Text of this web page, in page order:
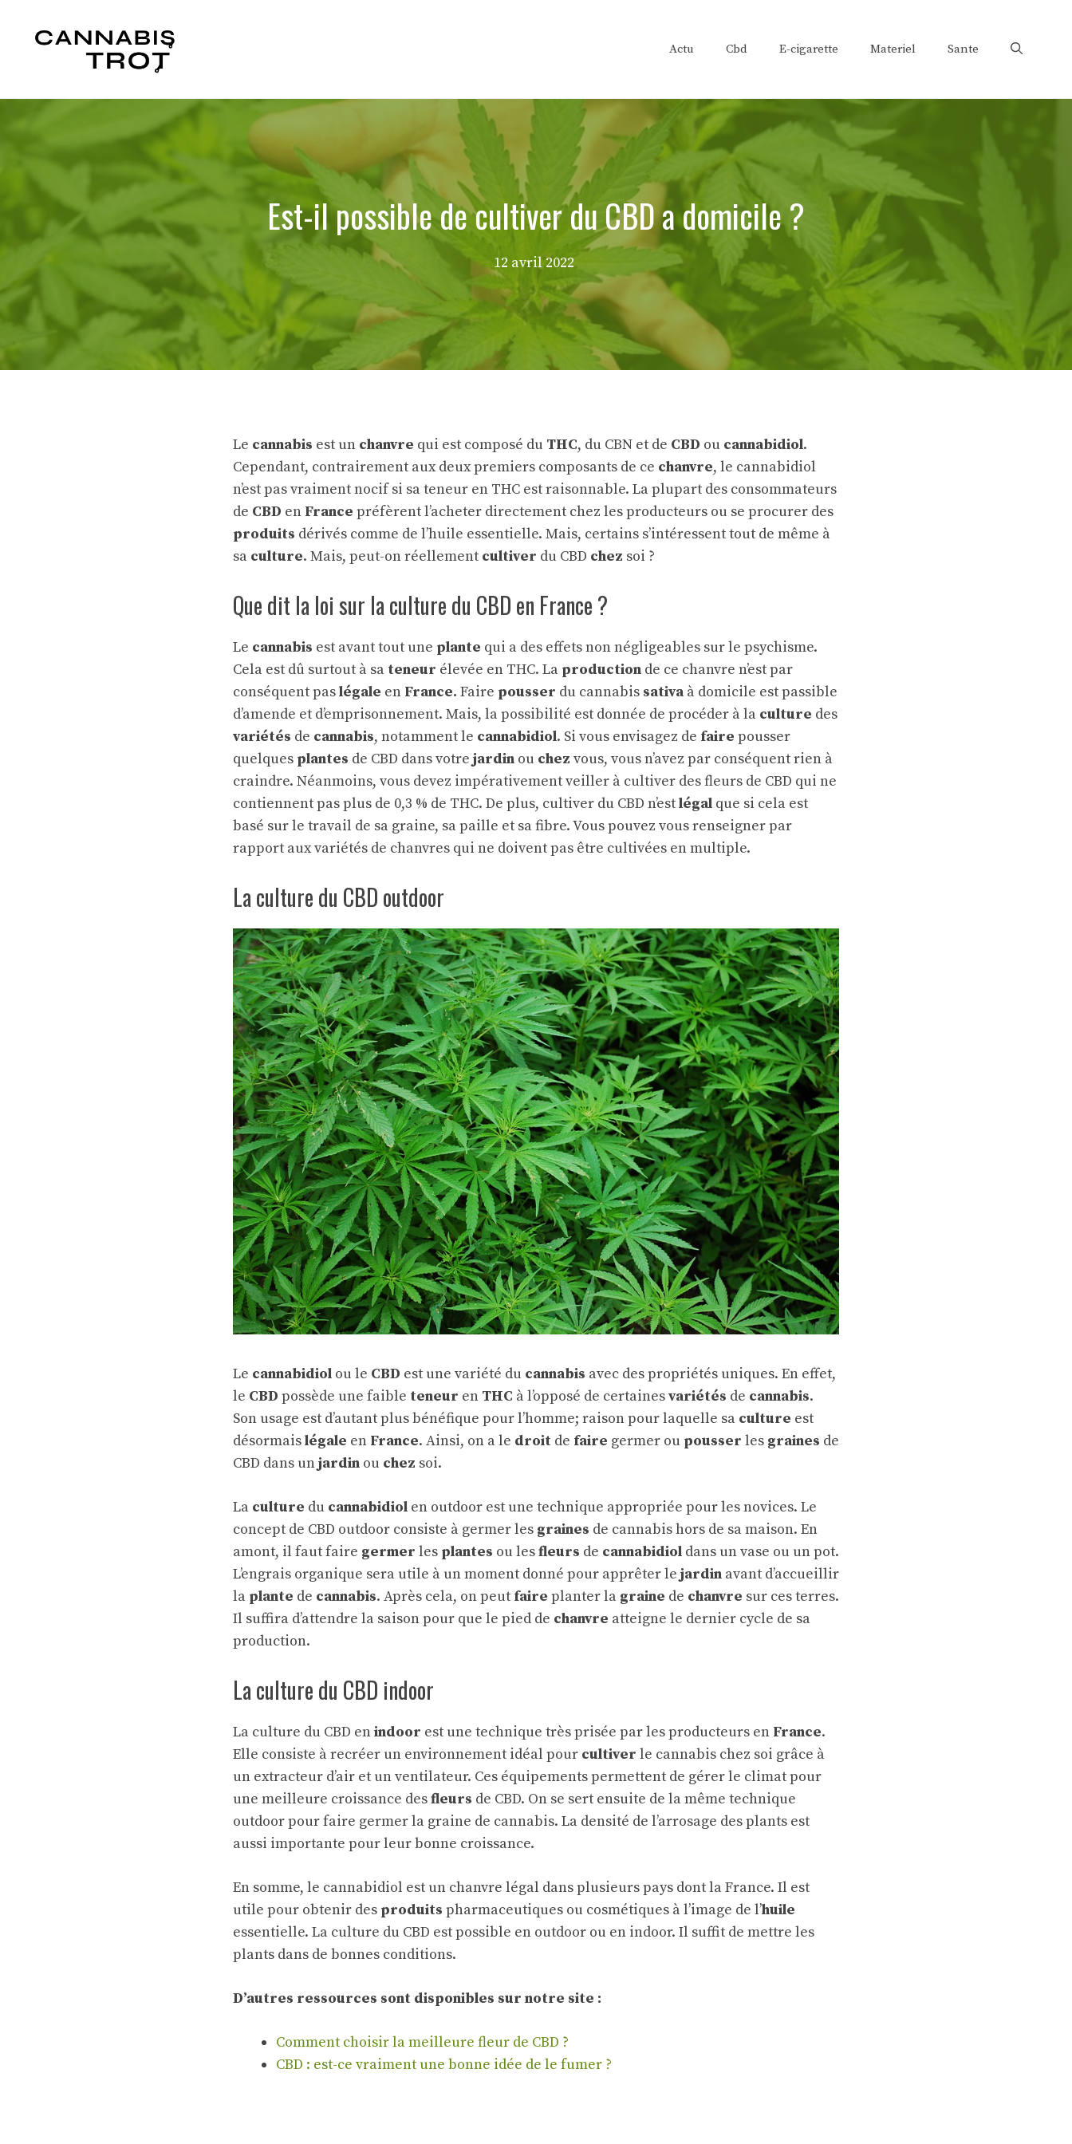
Actu Cbd E-cigarette Materiel Sante
Est-il possible de cultiver du CBD a domicile ?
12 avril 2022
Le cannabis est un chanvre qui est composé du THC, du CBN et de CBD ou cannabidiol.
Cependant, contrairement aux deux premiers composants de ce chanvre, le cannabidiol
n’est pas vraiment nocif si sa teneur en THC est raisonnable. La plupart des consommateurs
de CBD en France préfèrent l’acheter directement chez les producteurs ou se procurer des
produits dérivés comme de l’huile essentielle. Mais, certains s’intéressent tout de même à
sa culture. Mais, peut-on réellement cultiver du CBD chez soi ?
Que dit la loi sur la culture du CBD en France ?
Le cannabis est avant tout une plante qui a des effets non négligeables sur le psychisme.
Cela est dû surtout à sa teneur élevée en THC. La production de ce chanvre n’est par
conséquent paslégale en France. Faire pousser du cannabis sativa à domicile est passible
d’amende et d’emprisonnement. Mais, la possibilité est donnée de procéder à la culture des
variétés de cannabis, notamment le cannabidiol. Si vous envisagez de faire pousser
quelques plantes de CBD dans votre jardin ou chez vous, vous n’avez par conséquent rien à
craindre. Néanmoins, vous devez impérativement veiller à cultiver des fleurs de CBD qui ne
contiennent pas plus de 0,3 % de THC. De plus, cultiver du CBD n’estlégal que si cela est
basé sur le travail de sa graine, sa paille et sa fibre. Vous pouvez vous renseigner par
rapport aux variétés de chanvres qui ne doivent pas être cultivées en multiple.
La culture du CBD outdoor
Le cannabidiol ou le CBD est une variété du cannabis avec des propriétés uniques. En effet,
le CBD possède une faible teneur en THC à l’opposé de certainesvariétés de cannabis.
Son usage est d’autant plus bénéfique pour l’homme; raison pour laquelle sa culture est
désormaislégale en France. Ainsi, on a le droit de faire germer ou pousser les graines de
CBD dans unjardin ou chez soi.
La culture du cannabidiol en outdoor est une technique appropriée pour les novices. Le
concept de CBD outdoor consiste à germer les graines de cannabis hors de sa maison. En
amont, il faut faire germer les plantes ou lesfleurs de cannabidiol dans un vase ou un pot.
L’engrais organique sera utile à un moment donné pour apprêter le jardin avant d’accueillir
la plante de cannabis. Après cela, on peut faire planter la graine de chanvre sur ces terres.
Il suffira d’attendre la saison pour que le pied de chanvre atteigne le dernier cycle de sa
production.
La culture du CBD indoor
La culture du CBD enindoor est une technique très prisée par les producteurs en France.
Elle consiste à recréer un environnement idéal pour cultiver le cannabis chez soi grâce à
un extracteur d’air et un ventilateur. Ces équipements permettent de gérer le climat pour
une meilleure croissance desfleurs de CBD. On se sert ensuite de la même technique
outdoor pour faire germer la graine de cannabis. La densité de l’arrosage des plants est
aussi importante pour leur bonne croissance.
En somme, le cannabidiol est un chanvre légal dans plusieurs pays dont la France. Il est
utile pour obtenir des produits pharmaceutiques ou cosmétiques à l’image de l’huile
essentielle. La culture du CBD est possible en outdoor ou en indoor. Il suffit de mettre les
plants dans de bonnes conditions.
D’autres ressources sont disponibles sur notre site :
Comment choisir la meilleure fleur de CBD ?
CBD : est-ce vraiment une bonne idée de le fumer ?